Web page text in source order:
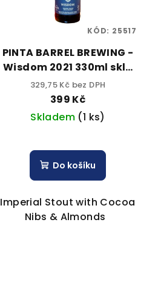
o
d
r
ů
PINTA BARREL BREWING -
Wisdom 2021 330ml sklo
14% alc.
329,75 Kč bez DPH
399 Kč
Skladem (1 ks)
Do košíku
Imperial Stout with Cocoa
Nibs & Almonds
KÓD: 25517